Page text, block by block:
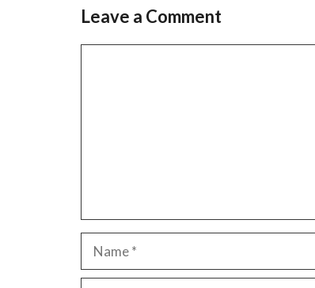
Leave a Comment